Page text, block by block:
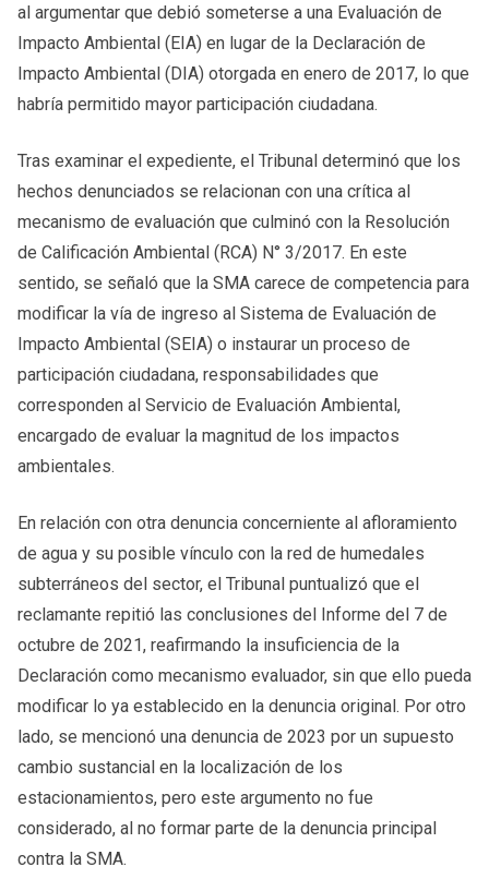
al argumentar que debió someterse a una Evaluación de
Impacto Ambiental (EIA) en lugar de la Declaración de
Impacto Ambiental (DIA) otorgada en enero de 2017, lo que
habría permitido mayor participación ciudadana.
Tras examinar el expediente, el Tribunal determinó que los
hechos denunciados se relacionan con una crítica al
mecanismo de evaluación que culminó con la Resolución
de Calificación Ambiental (RCA) N° 3/2017. En este
sentido, se señaló que la SMA carece de competencia para
modificar la vía de ingreso al Sistema de Evaluación de
Impacto Ambiental (SEIA) o instaurar un proceso de
participación ciudadana, responsabilidades que
corresponden al Servicio de Evaluación Ambiental,
encargado de evaluar la magnitud de los impactos
ambientales.
En relación con otra denuncia concerniente al afloramiento
de agua y su posible vínculo con la red de humedales
subterráneos del sector, el Tribunal puntualizó que el
reclamante repitió las conclusiones del Informe del 7 de
octubre de 2021, reafirmando la insuficiencia de la
Declaración como mecanismo evaluador, sin que ello pueda
modificar lo ya establecido en la denuncia original. Por otro
lado, se mencionó una denuncia de 2023 por un supuesto
cambio sustancial en la localización de los
estacionamientos, pero este argumento no fue
considerado, al no formar parte de la denuncia principal
contra la SMA.